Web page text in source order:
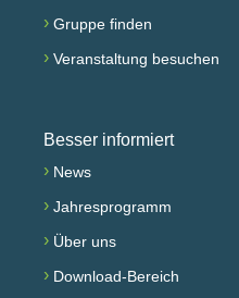
› Gruppe finden
› Veranstaltung besuchen
Besser informiert
› News
› Jahresprogramm
› Über uns
› Download-Bereich